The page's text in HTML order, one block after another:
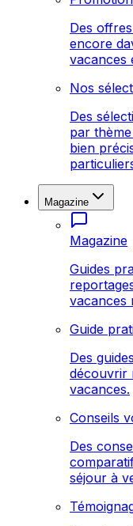
Des
encore
vacances
Nos
Des
par
bien
Magazine
Magazine
Guides
vacances
Guide
Des
découvrir
vacances.
Conseils
Des
séjour à